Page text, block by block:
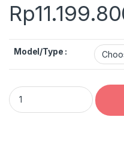
Rp
Model/Type :
Penerangan Jalan Umum